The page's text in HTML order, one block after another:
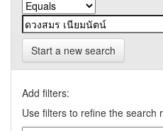
Start a new search
Add filters:
Use filters to refine the search